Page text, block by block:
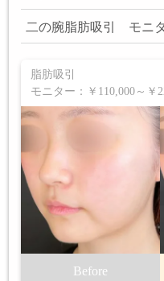
二の腕脂肪吸引 モニ
脂肪吸引
モニター：￥110,000～￥
Before